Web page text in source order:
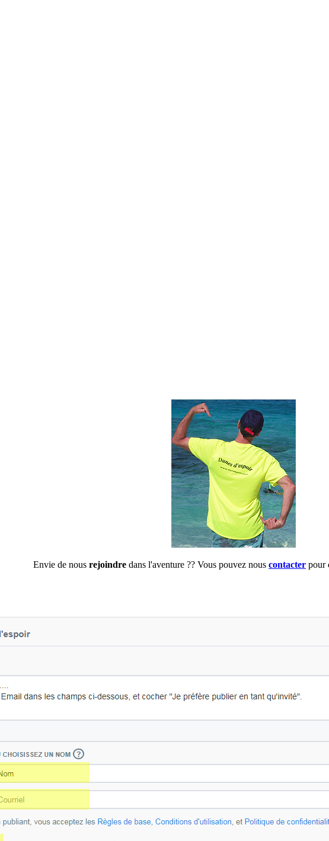
Envie de nous rejoindre dans l'aventure ?? Vous pouvez nous contacter pour